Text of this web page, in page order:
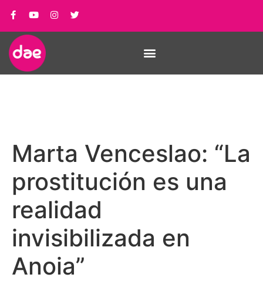
Marta Venceslao: “La
prostitución es una
realidad
invisibilizada en
Anoia”